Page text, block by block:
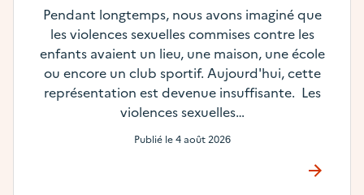
Pendant longtemps, nous avons imaginé que
les violences sexuelles commises contre les
enfants avaient un lieu, une maison, une école
ou encore un club sportif. Aujourd'hui, cette
représentation est devenue insuffisante. Les
violences sexuelles…
Publié le4 août 2026